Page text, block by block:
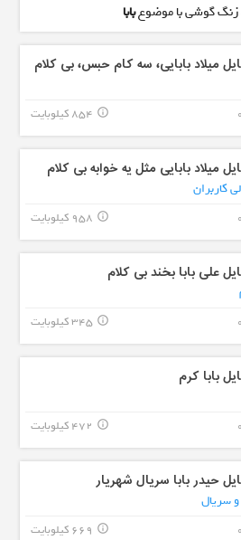
گوشی با موضوعبابا
میلاد بابایی، سه کام حبس، بی کلام
854 کیلوبایت info_outline
میلاد بابایی مثل یه خوابه بی کلام
کاربران
958 کیلوبایت info_outline
علی بابا بخند بی کلام
345 کیلوبایت info_outline
بابا کرم
472 کیلوبایت info_outline
حیدر بابا سریال شهریار
سریال
669 کیلوبایت info_outline